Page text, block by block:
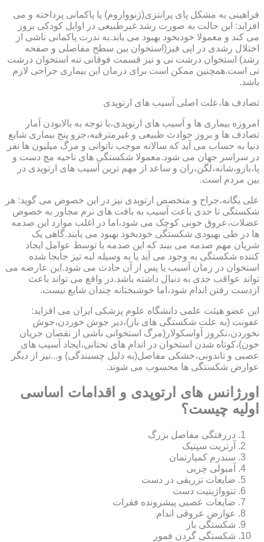
فراهینی به مشکل پای پرانتزی(ژنوواروم) یا پاکمانی پرداخته و می
افزاید: این حالت به صورت رشد غیرطبیعی در اوایل کودکی بروز
می کند و معمولا خودبخود بهبود می یابد.به ندرت پاکمانی ناشی از
اختلال رشدی در اپی فیز(استخوان بین سطح مفاصلی و صفحه
رشد) استخوان درشت نی و نیز قسمت فوقانی تنه استخوان درشت
نی است.همچنین ممکن است برای درمان این بیماری جراحی لازم
باشد.
تصادف ها،علت اصلی آسیب های ارتوپدی
امروزه بیماری ها و آسیب های ارتوپدی،با توجه به بالابودن آمار
تصادف ها و بروز حوادث طبیعی و غیرمترقبه،جزو پنج بیماری شایع
دنیا به حساب می آید که سالانه موجب ناتوانی و مرگ میلیون ها نفر
در سراسر جهان می شود.معمولا شکستگی های ناحیه مچ دست و
پا،بازو،شانه،لگن،ران و ساعد از مهم ترین آسیب های ارتوپدی در
بین مردم است.
علی یگانه،جراح و متخصص ارتوپدی نیز در این خصوص می گوید: هر
شکستگی تا حدی باعث آسیب به بافت های نرم مجاور به خصوص
عضلات،عروق خونی کوچک می شود،اما در اغلب موارد این صدمه
ها در طی بهبودی شکستگی خودبخود بهبود می یابند.گاهی یک
شریان مهم صدمه می بیند که این صدمه یا توسط عوامل ایجاد
کننده شکستگی به وجود می آید یا به وسیله لبه تیز جابجا شده
استخوان در زمان آسیب یا پس از آن حادث می شود.این عارضه می
تواند عواقب جدی به دنبال داشته باشد.در واقع می تواند باعث
ازدست رفتن اندام شود،اما خوشبختانه چندان شایع نیست.
این عضو هیئت علمی دانشگاه علوم پزشکی ایران می افزاید:
عفونت (به علت شکستگی های باز)،دیر جوش خوردن،جوش
نخوردن،نکروز آواسکولار(مرگ استخوانی ناشی از نقصان جریان
خون)،کوتاه شدن استخوان در اندام های تحتانی،ایجاد آسیب های
عصبی و تاندونی،خشکی مفاصل(به دلیل چسبندگی) و...نیز از دیگر
عوارض شکستگی ها محسوب می شوند.
اورژانس های ارتوپدی و اقدامات اساسی
اولیه چیست؟
دررفتگی مفاصل بزرگ
آرتریت سپتیک
سندرم کمپارتمان
آمبولی چربی
ضایعات تزریقی در دست
تنوواژینیت دست
ضایعات عصبی پیشرونده فقرات
عوارض عروقی اندام
شکستگی باز
شکستگی گردن فمور